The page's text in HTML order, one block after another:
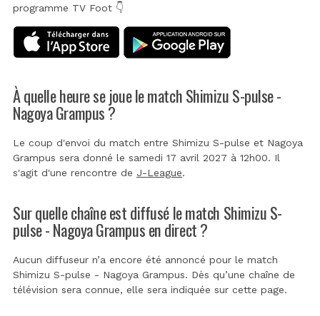
programme TV Foot 👇
À quelle heure se joue le match Shimizu S-pulse -
Nagoya Grampus ?
Le coup d'envoi du match entre Shimizu S-pulse et Nagoya
Grampus sera donné le samedi 17 avril 2027 à 12h00. Il
s'agit d'une rencontre de J-League.
Sur quelle chaîne est diffusé le match Shimizu S-
pulse - Nagoya Grampus en direct ?
Aucun diffuseur n’a encore été annoncé pour le match
Shimizu S-pulse - Nagoya Grampus. Dès qu’une chaîne de
télévision sera connue, elle sera indiquée sur cette page.